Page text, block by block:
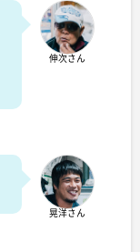
伸次さん
晃洋さん